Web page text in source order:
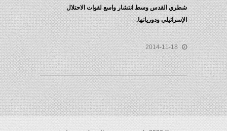
شطري القدس وسط انتشار واسع لقوات الاحتلال
الإسرائيلي ودورياتها.
2014-11-18